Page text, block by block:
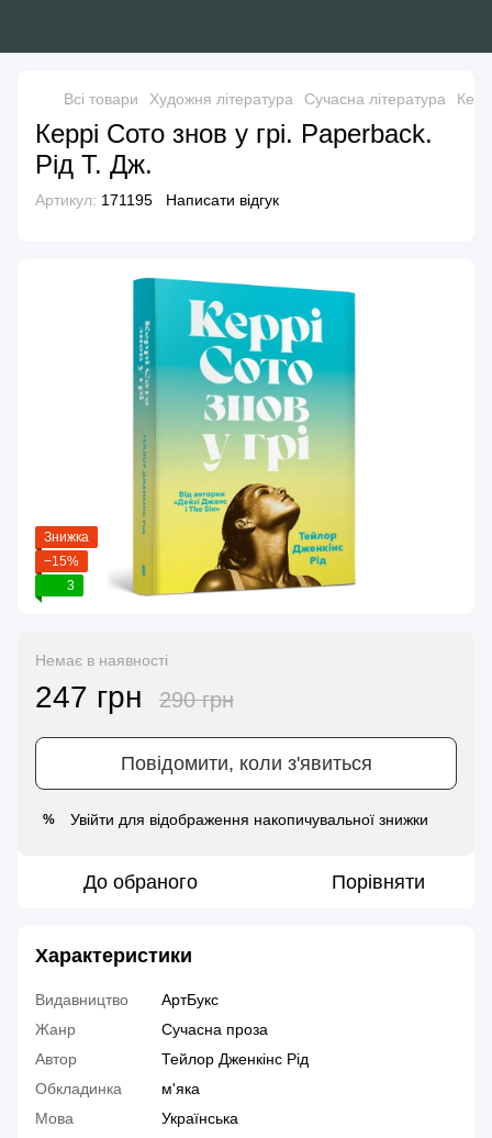
Всі товари Художня література Сучасна література
Керрі Сото знов у грі. Paperback.
Рід Т. Дж.
Артикул: 171195 Написати відгук
Знижка
−15%
3
Немає в наявності
247 грн 290 грн
Повідомити, коли з'явиться
% Увійти для відображення накопичувальної знижки
До обраного Порівняти
Характеристики
Видавництво
АртБукс
Жанр
Сучасна проза
Автор
Тейлор Дженкінс Рід
Обкладинка
м'яка
Мова
Українська